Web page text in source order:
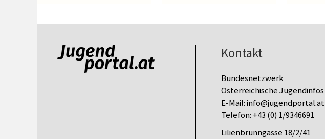
Kontakt
Bundesnetzwerk
Österreichische Jugendinfos
E-Mail:info@jugendportal.at
Telefon:+43 (0) 1/9346691
Lilienbrunngasse 18/2/41